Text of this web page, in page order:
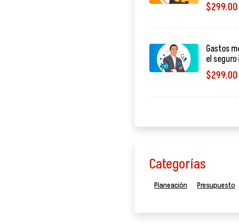
$299.00
Gastos
el
$299.00
Categorías
Planeación Presupuesto